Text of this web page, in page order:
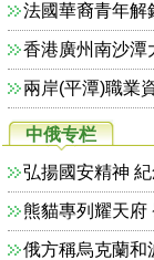
香港廣州南沙潭
兩岸(平潭)職業
中俄专栏
熊貓專列耀天府
俄方稱烏克蘭和